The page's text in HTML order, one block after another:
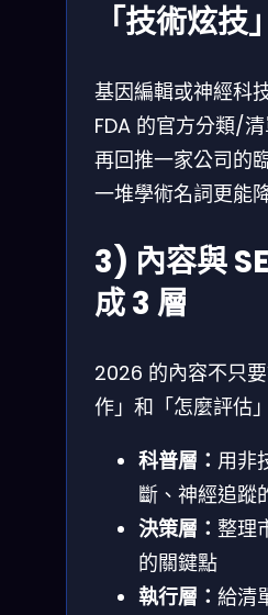
「技術炫技」
基因編輯或神經科
FDA 的官方分類/
再回推一家公司的
一堆學術名詞更能
3) 內容與
成 3 層
2026 的內容不只
作」和「怎麼評估
科普層： 用非
斷、神經追蹤
決策層： 整理
的關鍵點
執行層： 給清